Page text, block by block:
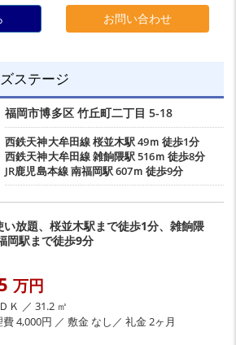
お問い合わせ
ステージ
福岡市博多区 竹丘町二丁目 5-18
西鉄天神大牟田線桜並木駅49ｍ 徒歩1分
西鉄天神大牟田線雑餉隈駅516ｍ 徒歩8分
JR鹿児島本線南福岡駅607ｍ 徒歩9分
い放題、桜並木駅まで徒歩1分、雑餉隈
岡駅まで徒歩9分
万円
Ｋ ／ 31.2 ㎡
4,000円 ／ 敷金 なし／ 礼金 2ヶ月